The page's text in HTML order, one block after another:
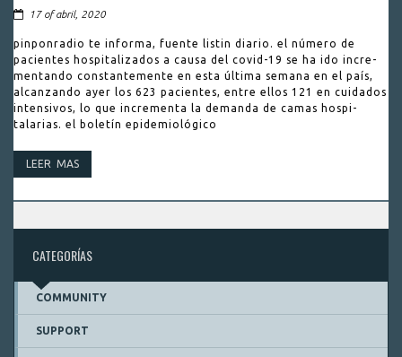
17 of abril, 2020
pinponradio te informa, fuente listin diario. el número de
pacientes hospitalizados a causa del covid-19 se ha ido incre­
mentando constantemente en esta última semana en el país,
alcanzando ayer los 623 pacientes, entre ellos 121 en cuidados
intensi­vos, lo que incrementa la demanda de camas hospi­
talarias. el boletín epidemiológi­co
LEER MAS
CATEGORÍAS
COMMUNITY
SUPPORT